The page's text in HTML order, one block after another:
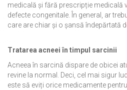
medicală și fără prescripție medicală
defecte congenitale. În general, ar
care are chiar și o șansă îndepărtată
Tratarea acneei în timpul sarcinii
Acneea în sarcină dispare de obicei
revine la normal. Deci, cel mai sigur
este să eviți orice medicamente